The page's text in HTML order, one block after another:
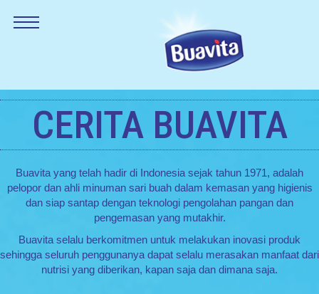
CERITA BUAVITA
Buavita yang telah hadir di Indonesia sejak tahun 1971, adalah
pelopor dan ahli minuman sari buah dalam kemasan yang higienis
dan siap santap dengan teknologi pengolahan pangan dan
pengemasan yang mutakhir.
Buavita selalu berkomitmen untuk melakukan inovasi produk
sehingga seluruh penggunanya dapat selalu merasakan manfaat dari
nutrisi yang diberikan, kapan saja dan dimana saja.